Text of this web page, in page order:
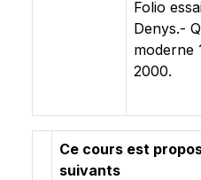
Folio
Denys.-
moderne
2000.
Ce cours est
suivants